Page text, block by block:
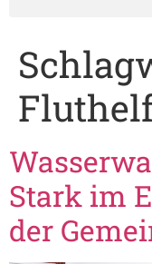
Stark im
der